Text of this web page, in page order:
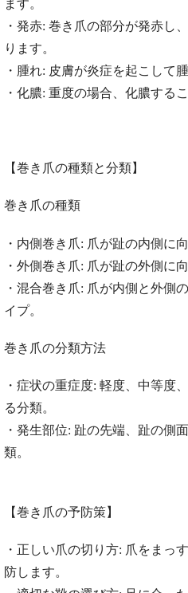
ます。
・発赤: 巻き爪の部分が発赤し
ります。
・腫れ: 皮膚が炎症を起こして
・化膿: 重度の場合、化膿する
【巻き爪の種類と分類】
巻き爪の種類
・内側巻き爪: 爪が趾の内側に
・外側巻き爪: 爪が趾の外側に
・混合巻き爪: 爪が内側と外側
イプ。
巻き爪の分類方法
・症状の重症度: 軽度、中等度
る分類。
・発生部位: 趾の先端、趾の側
類。
【巻き爪の予防策】
・正しい爪の切り方: 爪をまっ
防します。